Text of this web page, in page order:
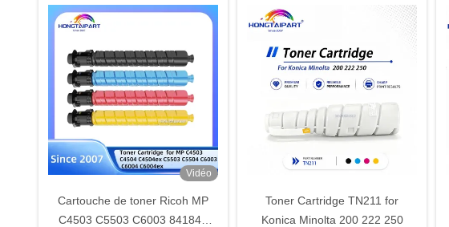
Vidéo
Cartouche de toner Ricoh MP
C4503 C5503 C6003 841849
Toner Cartridge TN211 for
Konica Minolta 200 222 250